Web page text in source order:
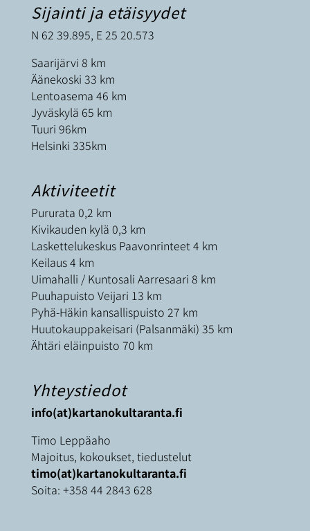
Sijainti ja etäisyydet
N 62 39.895, E 25 20.573
Saarijärvi 8 km
Äänekoski 33 km
Lentoasema 46 km
Jyväskylä 65 km
Tuuri 96km
Helsinki 335km
Aktiviteetit
Pururata 0,2 km
Kivikauden kylä 0,3 km
Laskettelukeskus Paavonrinteet 4 km
Keilaus 4 km
Uimahalli / Kuntosali Aarresaari 8 km
Puuhapuisto Veijari 13 km
Pyhä-Häkin kansallispuisto 27 km
Huutokauppakeisari (Palsanmäki) 35 km
Ähtäri eläinpuisto 70 km
Yhteystiedot
info(at)kartanokultaranta.fi
Timo Leppäaho
Majoitus, kokoukset, tiedustelut
timo(at)kartanokultaranta.fi
Soita: +358 44 2843 628